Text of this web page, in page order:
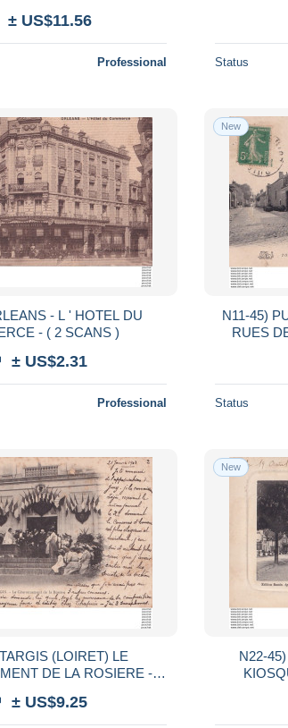
DE P. BARBIER - 2
SCANS
± US$11.56
Professional Status
L ' HOTEL DU
- ( 2 SCANS )
± US$2.31
Professional
New
N11-45)
RUES
Status
(LOIRET) LE
DE LA ROSIERE -
± US$9.25
New
N22-